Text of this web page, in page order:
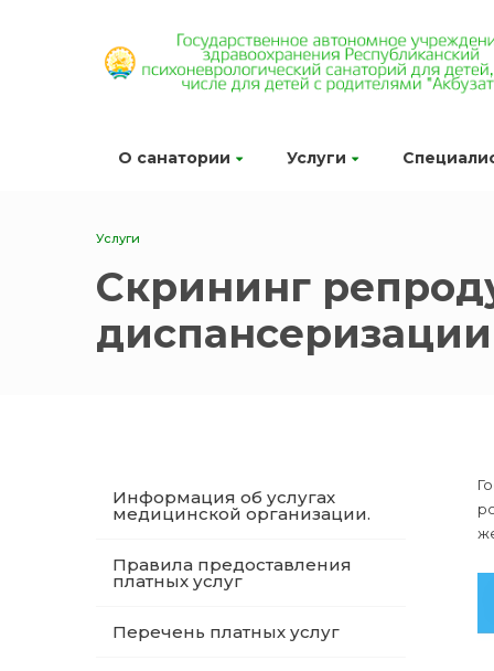
О санатории Услуги
Услуги
Скрининг
диспансеризации
Информация об услугах
медицинской организации.
Правила предоставления
платных услуг
Перечень платных услуг